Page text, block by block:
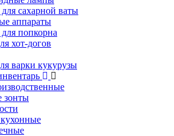
сахарной ваты
аппараты
попкорна
хот-догов
варки кукурузы
зонты